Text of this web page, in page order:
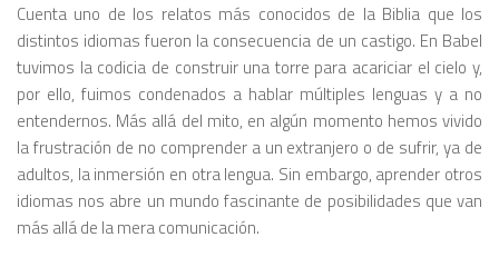
Cuenta uno de los relatos más conocidos de la Biblia que los
distintos idiomas fueron la consecuencia de un castigo. En Babel
tuvimos la codicia de construir una torre para acariciar el cielo y,
por ello, fuimos condenados a hablar múltiples lenguas y a no
entendernos. Más allá del mito, en algún momento hemos vivido
la frustración de no comprender a un extranjero o de sufrir, ya de
adultos, la inmersión en otra lengua. Sin embargo, aprender otros
idiomas nos abre un mundo fascinante de posibilidades que van
más allá de la mera comunicación.